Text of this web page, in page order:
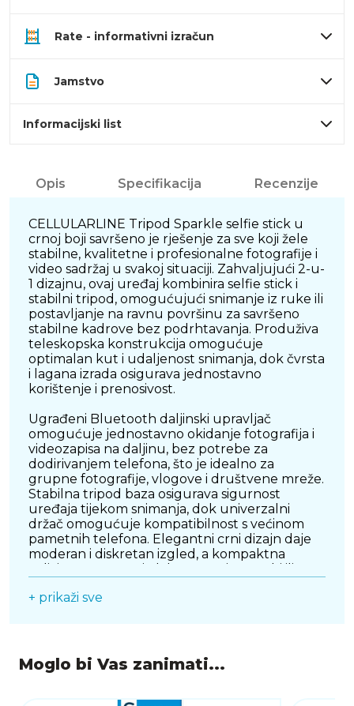
Rate - informativni izračun
Jamstvo
Informacijski list
Opis Specifikacija Recenzije
CELLULARLINE Tripod Sparkle selfie stick u
crnoj boji savršeno je rješenje za sve koji žele
stabilne, kvalitetne i profesionalne fotografije i
video sadržaj u svakoj situaciji. Zahvaljujući 2-u-
1 dizajnu, ovaj uređaj kombinira selfie stick i
stabilni tripod, omogućujući snimanje iz ruke ili
postavljanje na ravnu površinu za savršeno
stabilne kadrove bez podrhtavanja. Produživa
teleskopska konstrukcija omogućuje
optimalan kut i udaljenost snimanja, dok čvrsta
i lagana izrada osigurava jednostavno
korištenje i prenosivost.
Ugrađeni Bluetooth daljinski upravljač
omogućuje jednostavno okidanje fotografija i
videozapisa na daljinu, bez potrebe za
dodirivanjem telefona, što je idealno za
grupne fotografije, vlogove i društvene mreže.
Stabilna tripod baza osigurava sigurnost
uređaja tijekom snimanja, dok univerzalni
držač omogućuje kompatibilnost s većinom
pametnih telefona. Elegantni crni dizajn daje
moderan i diskretan izgled, a kompaktna
pouzdanost, dugotrajnost i jednostavnu
+ prikaži sve
Moglo bi Vas zanimati...